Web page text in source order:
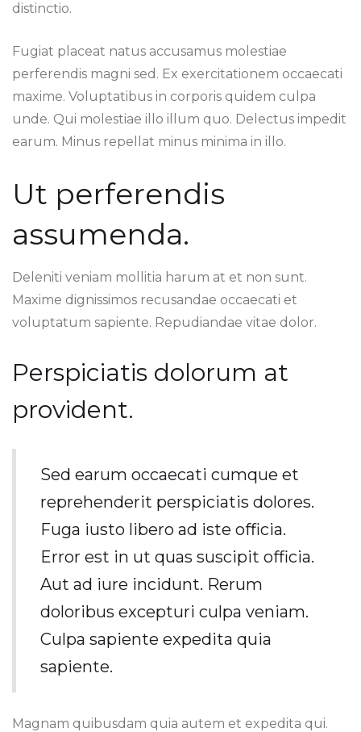
distinctio.
Fugiat placeat natus accusamus molestiae
perferendis magni sed. Ex exercitationem occaecati
maxime. Voluptatibus in corporis quidem culpa
unde. Qui molestiae illo illum quo. Delectus impedit
earum. Minus repellat minus minima in illo.
Ut perferendis
assumenda.
Deleniti veniam mollitia harum at et non sunt.
Maxime dignissimos recusandae occaecati et
voluptatum sapiente. Repudiandae vitae dolor.
Perspiciatis dolorum at
provident.
Sed earum occaecati cumque et
reprehenderit perspiciatis dolores.
Fuga iusto libero ad iste officia.
Error est in ut quas suscipit officia.
Aut ad iure incidunt. Rerum
doloribus excepturi culpa veniam.
Culpa sapiente expedita quia
sapiente.
Magnam quibusdam quia autem et expedita qui.